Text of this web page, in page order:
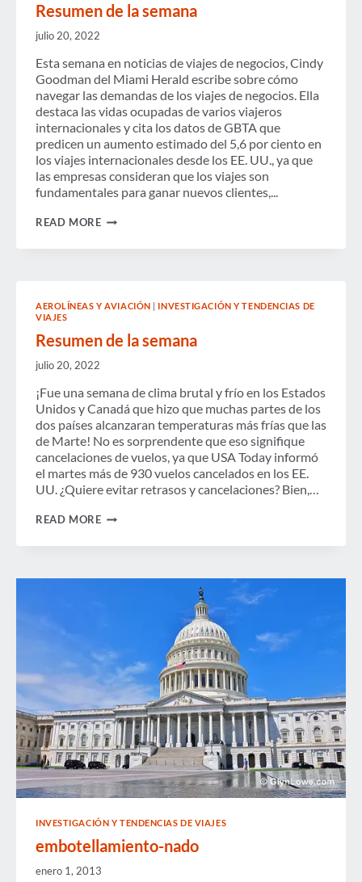
Resumen de la semana
julio 20, 2022
Esta semana en noticias de viajes de negocios, Cindy
Goodman del Miami Herald escribe sobre cómo
navegar las demandas de los viajes de negocios. Ella
destaca las vidas ocupadas de varios viajeros
internacionales y cita los datos de GBTA que
predicen un aumento estimado del 5,6 por ciento en
los viajes internacionales desde los EE. UU., ya que
las empresas consideran que los viajes son
fundamentales para ganar nuevos clientes,...
READ MORERESUMEN
AEROLÍNEAS Y AVIACIÓN | INVESTIGACIÓN Y TENDENCIAS DE
VIAJES
Resumen de la semana
julio 20, 2022
¡Fue una semana de clima brutal y frío en los Estados
Unidos y Canadá que hizo que muchas partes de los
dos países alcanzaran temperaturas más frías que las
de Marte! No es sorprendente que eso signifique
cancelaciones de vuelos, ya que USA Today informó
el martes más de 930 vuelos cancelados en los EE.
UU. ¿Quiere evitar retrasos y cancelaciones? Bien,…
READ MORERESUMEN
INVESTIGACIÓN Y TENDENCIAS DE VIAJES
embotellamiento-nado
enero 1, 2013